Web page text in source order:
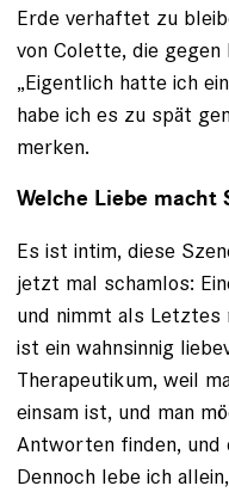
Erde verhaftet zu
von Colette, die gegen
„Eigentlich hatte ich
habe ich es zu spät
merken.
Welche Liebe macht
Es ist intim, diese
jetzt mal schamlos:
und nimmt als Letztes
ist ein wahnsinnig
Therapeutikum, weil
einsam ist, und man
Antworten finden, und
Dennoch lebe ich